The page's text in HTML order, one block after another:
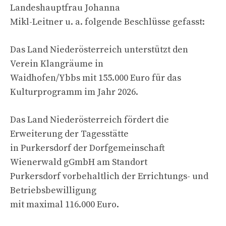
Landeshauptfrau Johanna
Mikl-Leitner u. a. folgende Beschlüsse gefasst:
Das Land Niederösterreich unterstützt den
Verein Klangräume in
Waidhofen/Ybbs mit 155.000 Euro für das
Kulturprogramm im Jahr 2026.
Das Land Niederösterreich fördert die
Erweiterung der Tagesstätte
in Purkersdorf der Dorfgemeinschaft
Wienerwald gGmbH am Standort
Purkersdorf vorbehaltlich der Errichtungs- und
Betriebsbewilligung
mit maximal 116.000 Euro.